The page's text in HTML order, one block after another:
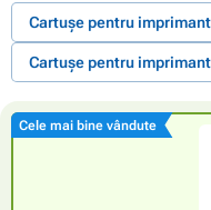
Cartușe pentru
Cartușe pentru
Cele mai bine vândute